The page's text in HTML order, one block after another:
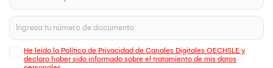
He leído la Política de Privacidad de Canales Digitales OECHSLE y
declaro haber sido informado sobre el tratamiento de mis datos